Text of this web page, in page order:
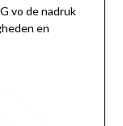
vo de nadruk
en